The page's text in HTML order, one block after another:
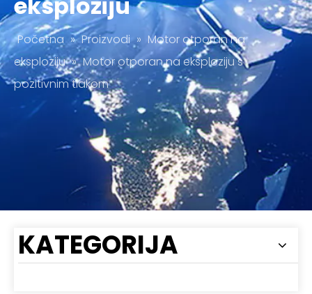
Početna » Proizvodi » Motor otporan na
eksploziju » Motor otporan na eksploziju s
pozitivnim tlakom
KATEGORIJA